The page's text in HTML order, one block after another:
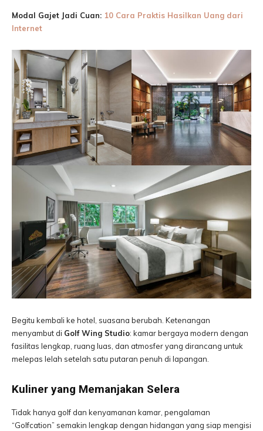
Modal Gajet Jadi Cuan: 10 Cara Praktis Hasilkan Uang dari
Internet
Begitu kembali ke hotel, suasana berubah. Ketenangan
menyambut di Golf Wing Studio: kamar bergaya modern dengan
fasilitas lengkap, ruang luas, dan atmosfer yang dirancang untuk
melepas lelah setelah satu putaran penuh di lapangan.
Kuliner yang Memanjakan Selera
Tidak hanya golf dan kenyamanan kamar, pengalaman
“Golfcation” semakin lengkap dengan hidangan yang siap mengisi